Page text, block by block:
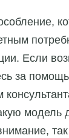
Если
за
модель